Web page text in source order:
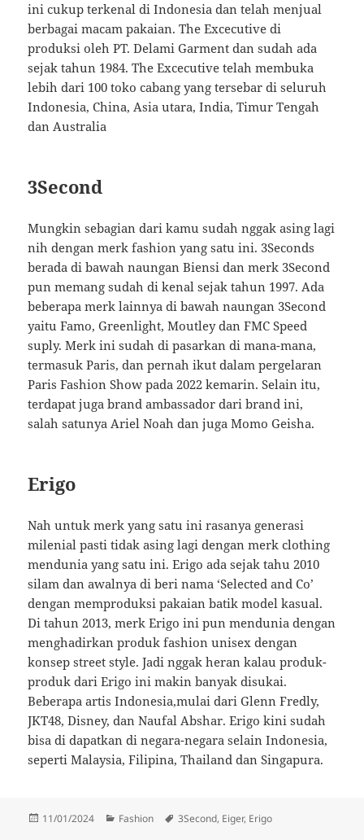
ini cukup terkenal di Indonesia dan telah menjual
berbagai macam pakaian. The Excecutive di
produksi oleh PT. Delami Garment dan sudah ada
sejak tahun 1984. The Excecutive telah membuka
lebih dari 100 toko cabang yang tersebar di seluruh
Indonesia, China, Asia utara, India, Timur Tengah
dan Australia
3Second
Mungkin sebagian dari kamu sudah nggak asing lagi
nih dengan merk fashion yang satu ini. 3Seconds
berada di bawah naungan Biensi dan merk 3Second
pun memang sudah di kenal sejak tahun 1997. Ada
beberapa merk lainnya di bawah naungan 3Second
yaitu Famo, Greenlight, Moutley dan FMC Speed
suply. Merk ini sudah di pasarkan di mana-mana,
termasuk Paris, dan pernah ikut dalam pergelaran
Paris Fashion Show pada 2022 kemarin. Selain itu,
terdapat juga brand ambassador dari brand ini,
salah satunya Ariel Noah dan juga Momo Geisha.
Erigo
Nah untuk merk yang satu ini rasanya generasi
milenial pasti tidak asing lagi dengan merk clothing
mendunia yang satu ini. Erigo ada sejak tahu 2010
silam dan awalnya di beri nama ‘Selected and Co’
dengan memproduksi pakaian batik model kasual.
Di tahun 2013, merk Erigo ini pun mendunia dengan
menghadirkan produk fashion unisex dengan
konsep street style. Jadi nggak heran kalau produk-
produk dari Erigo ini makin banyak disukai.
Beberapa artis Indonesia,mulai dari Glenn Fredly,
JKT48, Disney, dan Naufal Abshar. Erigo kini sudah
bisa di dapatkan di negara-negara selain Indonesia,
seperti Malaysia, Filipina, Thailand dan Singapura.
Diposkan
11/01/2024 Kategori
Fashion Tag
3Second, Eiger, Erigo